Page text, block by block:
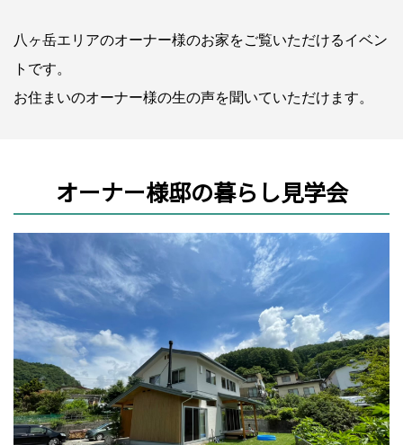
八ヶ岳エリアのオーナー様のお家をご覧いただけるイベン
トです。
お住まいのオーナー様の生の声を聞いていただけます。
オーナー様邸の暮らし見学会